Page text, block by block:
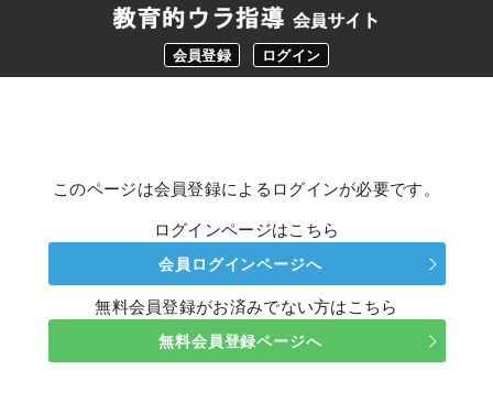
会員登録 ログイン
このページは会員登録によるログインが必要です。
ログインページはこちら
会員ログインページへ
無料会員登録がお済みでない方はこちら
無料会員登録ページへ